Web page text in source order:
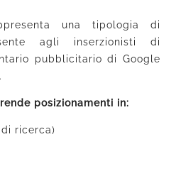
una tipologia di
agli inserzionisti di
pubblicitario di Google
posizionamenti in:
ricerca)